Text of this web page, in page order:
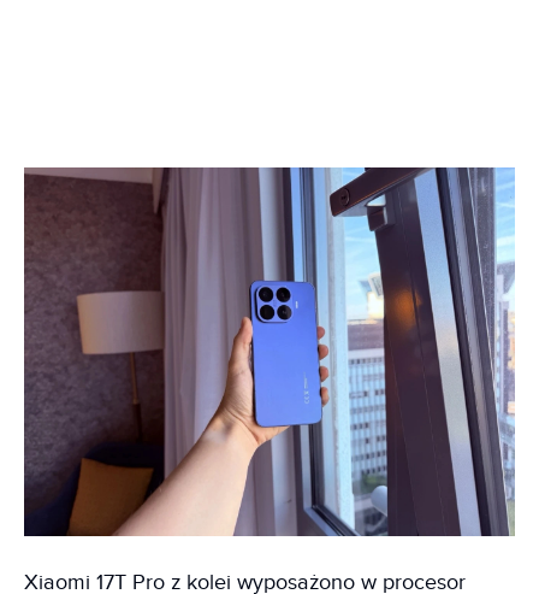
Xiaomi 17T Pro z kolei wyposażono w procesor